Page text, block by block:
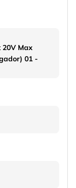
Max
01 -